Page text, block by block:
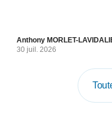
Anthony MORLET-
30 juil. 2026